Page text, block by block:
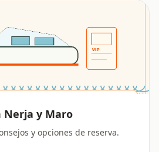
Nerja y Maro
y opciones de reserva.